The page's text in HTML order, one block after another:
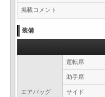
掲載コメント
装備
エアバッグ
運転席
助手席
サイド